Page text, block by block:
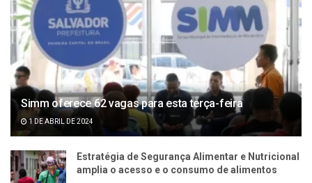
Simm oferece 62 vagas para esta terça-feira
1 DE ABRIL DE 2024
Estratégia de Segurança Alimentar e Nutricional
amplia o acesso e o consumo de alimentos